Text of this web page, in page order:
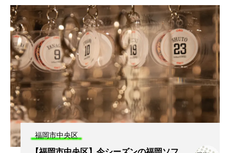
福岡市中央区